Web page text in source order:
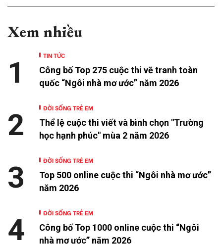
Xem nhiều
TIN TỨC
Công bố Top 275 cuộc thi vẽ tranh toàn
quốc “Ngôi nhà mơ ước” năm 2026
1
ĐỜI SỐNG TRẺ EM
Thể lệ cuộc thi viết và bình chọn "Trường
học hạnh phúc" mùa 2 năm 2026
2
ĐỜI SỐNG TRẺ EM
Top 500 online cuộc thi “Ngôi nhà mơ ước”
năm 2026
3
ĐỜI SỐNG TRẺ EM
Công bố Top 1000 online cuộc thi “Ngôi
nhà mơ ước” năm 2026
4